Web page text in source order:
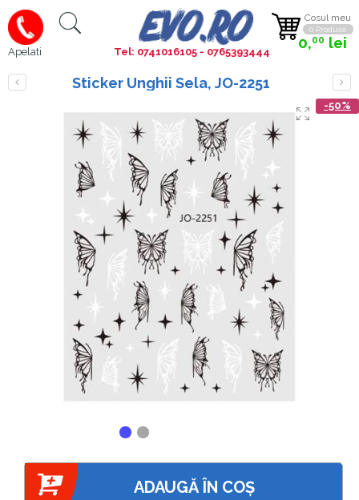
Apelati
Cosul meu
0 Produse
0,00 lei
Tel: 0741016105 - 0765393444
Sticker Unghii Sela, JO-2251
-50%
ADAUGĂ ÎN COȘ